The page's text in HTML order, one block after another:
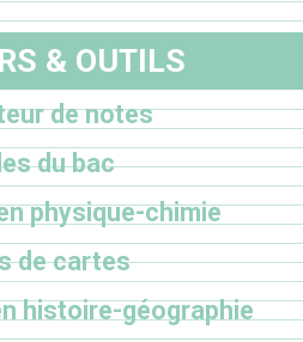
& OUTILS
de notes
du bac
physique-chimie
de cartes
histoire-géographie